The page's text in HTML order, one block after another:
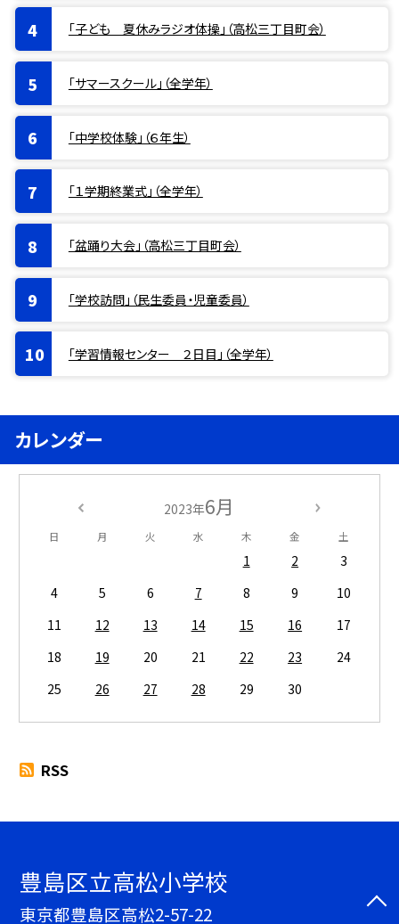
「子ども 夏休みラジオ体操」（高松三丁目町会）
「サマースクール」（全学年）
「中学校体験」（６年生）
「１学期終業式」（全学年）
「盆踊り大会」（高松三丁目町会）
「学校訪問」（民生委員・児童委員）
「学習情報センター ２日目」（全学年）
カレンダー
2023年6月
日 月 火 水 木 金 土
1 2
3
4
5 6 7 8 9
10
11
12 13 14 15 16
17
18
19 20 21 22 23
24
25
26 27 28 29 30
RSS
豊島区立高松小学校
東京都豊島区高松2-57-22